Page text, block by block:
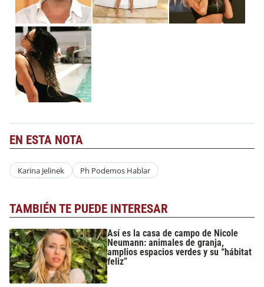
EN ESTA NOTA
Karina Jelinek Ph Podemos Hablar
TAMBIÉN TE PUEDE INTERESAR
Así es la casa de campo de Nicole
Neumann: animales de granja,
amplios espacios verdes y su “hábitat
feliz”